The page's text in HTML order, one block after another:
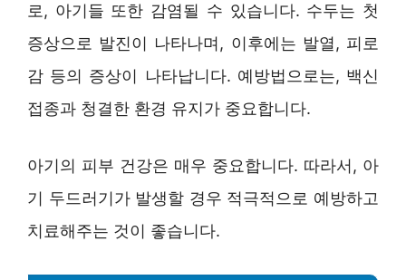
로, 아기들 또한 감염될 수 있습니다. 수두는 첫
증상으로 발진이 나타나며, 이후에는 발열, 피로
감 등의 증상이 나타납니다. 예방법으로는, 백신
접종과 청결한 환경 유지가 중요합니다.
아기의 피부 건강은 매우 중요합니다. 따라서, 아
기 두드러기가 발생할 경우 적극적으로 예방하고
치료해주는 것이 좋습니다.